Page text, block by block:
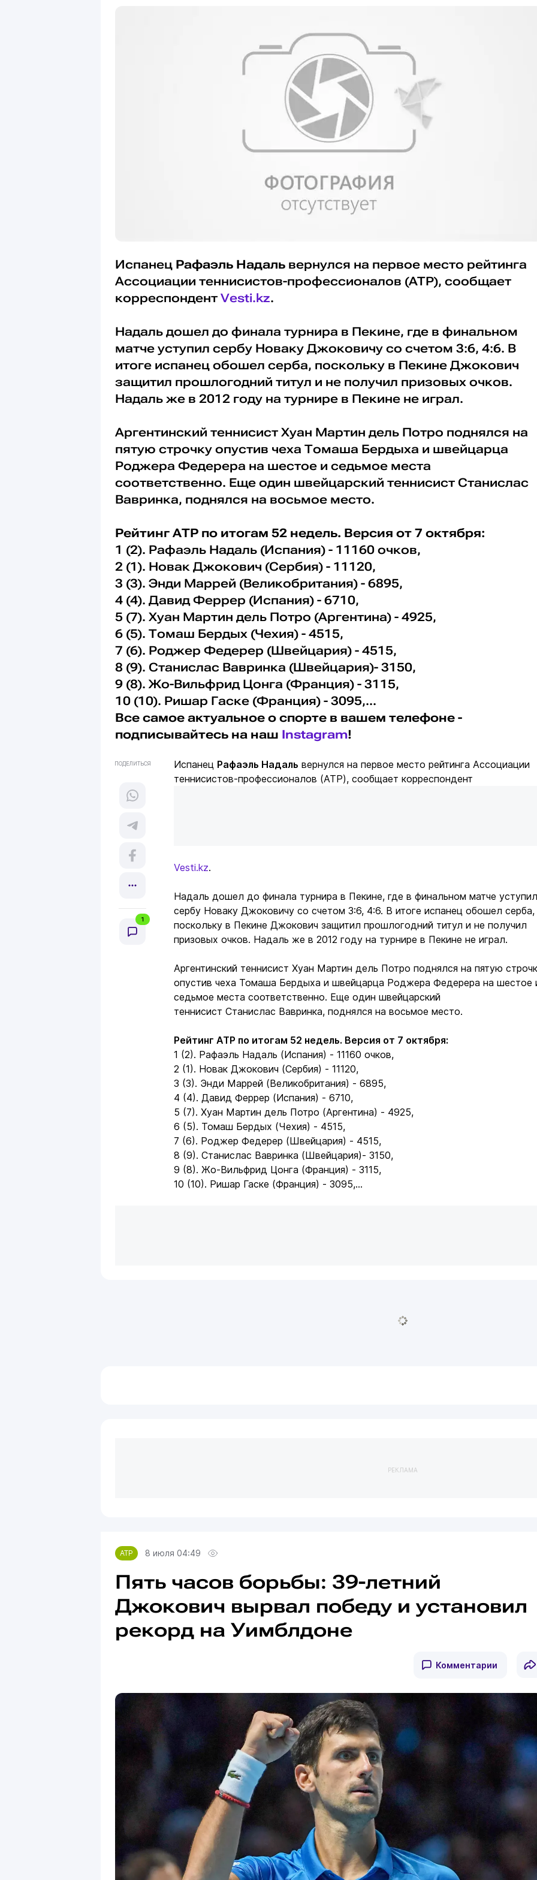
Испанец Рафаэль Надаль вернулся на первое место рейтинга
Ассоциации теннисистов-профессионалов (ATP), сообщает
корреспондент Vesti.kz.
Надаль дошел до финала турнира в Пекине, где в финальном
матче уступил сербу Новаку Джоковичу со счетом 3:6, 4:6. В
итоге испанец обошел серба, поскольку в Пекине Джокович
защитил прошлогодний титул и не получил призовых очков.
Надаль же в 2012 году на турнире в Пекине не играл.
Аргентинский теннисист Хуан Мартин дель Потро поднялся на
пятую строчку опустив чеха Томаша Бердыха и швейцарца
Роджера Федерера на шестое и седьмое места
соответственно. Еще один швейцарский теннисист Станислас
Вавринка, поднялся на восьмое место.
Рейтинг АТР по итогам 52 недель. Версия от 7 октября:
1 (2). Рафаэль Надаль (Испания) - 11160 очков,
2 (1). Новак Джокович (Сербия) - 11120,
3 (3). Энди Маррей (Великобритания) - 6895,
4 (4). Давид Феррер (Испания) - 6710,
5 (7). Хуан Мартин дель Потро (Аргентина) - 4925,
6 (5). Томаш Бердых (Чехия) - 4515,
7 (6). Роджер Федерер (Швейцария) - 4515,
8 (9). Станислас Вавринка (Швейцария)- 3150,
9 (8). Жо-Вильфрид Цонга (Франция) - 3115,
10 (10). Ришар Гаске (Франция) - 3095,...
Все самое актуальное о спорте в вашем телефоне -
подписывайтесь на наш Instagram!
ПОДЕЛИТЬСЯ
1
Испанец Рафаэль Надаль вернулся на первое место рейтинга Ассоциации
теннисистов-профессионалов (ATP), сообщает корреспондент
Vesti.kz.
Надаль дошел до финала турнира в Пекине, где в финальном матче уступил
сербу Новаку Джоковичу со счетом 3:6, 4:6. В итоге испанец обошел серба,
поскольку в Пекине Джокович защитил прошлогодний титул и не получил
призовых очков. Надаль же в 2012 году на турнире в Пекине не играл.
Аргентинский теннисист Хуан Мартин дель Потро поднялся на пятую
опустив чеха Томаша Бердыха и швейцарца Роджера Федерера на шестое
седьмое места соответственно. Еще один швейцарский
теннисист Станислас Вавринка, поднялся на восьмое место.
Рейтинг АТР по итогам 52 недель. Версия от 7 октября:
1 (2). Рафаэль Надаль (Испания) - 11160 очков,
2 (1). Новак Джокович (Сербия) - 11120,
3 (3). Энди Маррей (Великобритания) - 6895,
4 (4). Давид Феррер (Испания) - 6710,
5 (7). Хуан Мартин дель Потро (Аргентина) - 4925,
6 (5). Томаш Бердых (Чехия) - 4515,
7 (6). Роджер Федерер (Швейцария) - 4515,
8 (9). Станислас Вавринка (Швейцария)- 3150,
9 (8). Жо-Вильфрид Цонга (Франция) - 3115,
10 (10). Ришар Гаске (Франция) - 3095,...
РЕКЛАМА
ATP 8 июля 04:49
Пять часов борьбы: 39-летний
Джокович вырвал победу и установил
рекорд на Уимблдоне
Комментарии